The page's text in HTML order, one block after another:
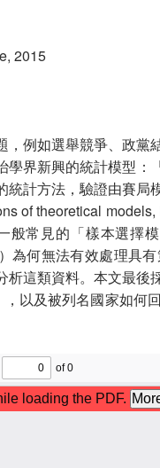
2015
，例如選舉競爭、政黨
學界新興的統計模型
統計方法，驗證由賽局
of theoretical
般常見的「樣本選擇
為何無法有效處理具
析這類資料。本文最
以及被列名國家如何